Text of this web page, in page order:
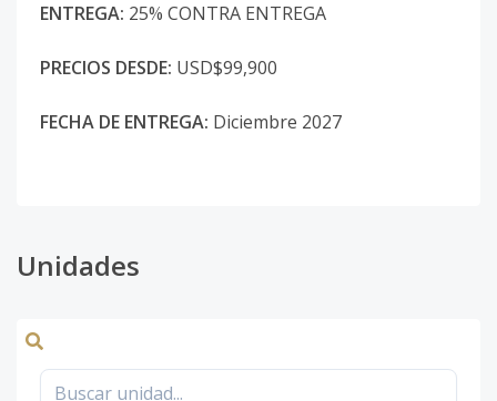
ENTREGA: 25% CONTRA ENTREGA
PRECIOS DESDE: USD$99,900
FECHA DE ENTREGA: Diciembre 2027
Unidades